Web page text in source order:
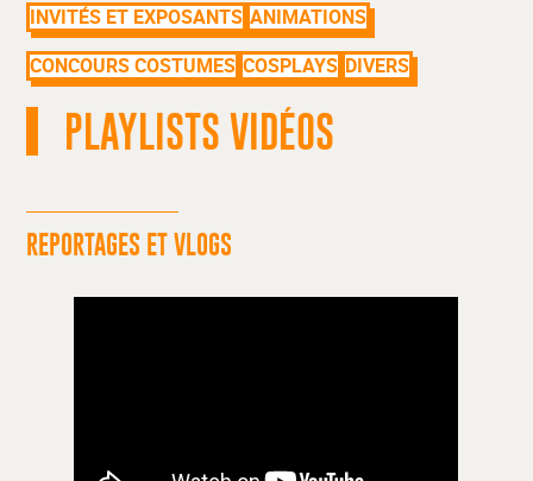
INVITÉS ET EXPOSANTS ANIMATIONS
CONCOURS COSTUMES COSPLAYS DIVERS
PLAYLISTS VIDÉOS
REPORTAGES ET VLOGS